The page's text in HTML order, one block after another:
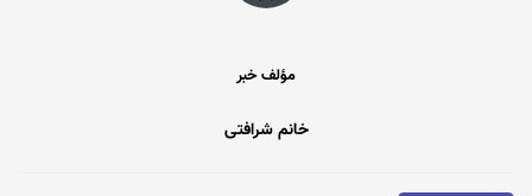
مؤلف خبر
خانم شرافتی